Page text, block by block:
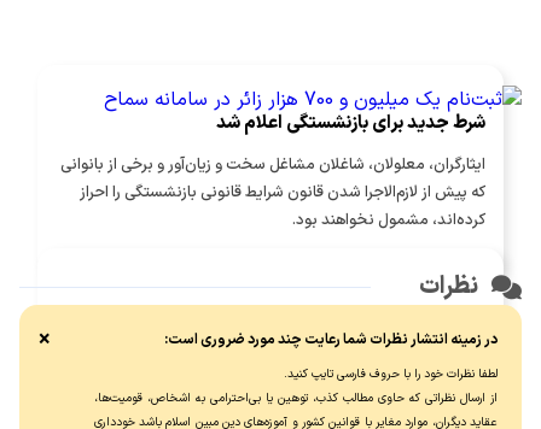
شرط جدید برای بازنشستگی اعلام شد
ایثارگران، معلولان، شاغلان مشاغل سخت و زیان‌آور و برخی از بانوانی
که پیش از لازم‌الاجرا شدن قانون شرایط قانونی بازنشستگی را احراز
کرده‌اند، مشمول نخواهند بود.
حسینی در سامانه سماح ثبت‌نام کرده‌اند.
نظرات
در زمینه انتشار نظرات شما رعایت چند مورد ضروری است:
لطفا نظرات خود را با حروف فارسی تایپ کنید.
از ارسال نظراتی که حاوی مطالب کذب، توهین یا بی‌احترامی به اشخاص، قومیت‌ها،
عقاید دیگران، موارد مغایر با قوانین کشور و آموزه‌های دین مبین اسلام باشد خودداری
×